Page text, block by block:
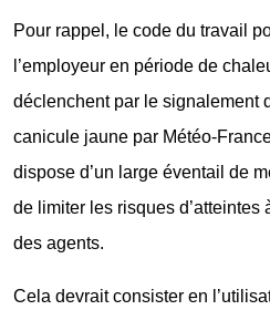
Pour rappel, le code du travail
l’employeur en période de
déclenchent par le signalement
canicule jaune par Météo-
dispose d’un large éventail de
de limiter les risques d’atteintes
des agents.
Cela devrait consister en